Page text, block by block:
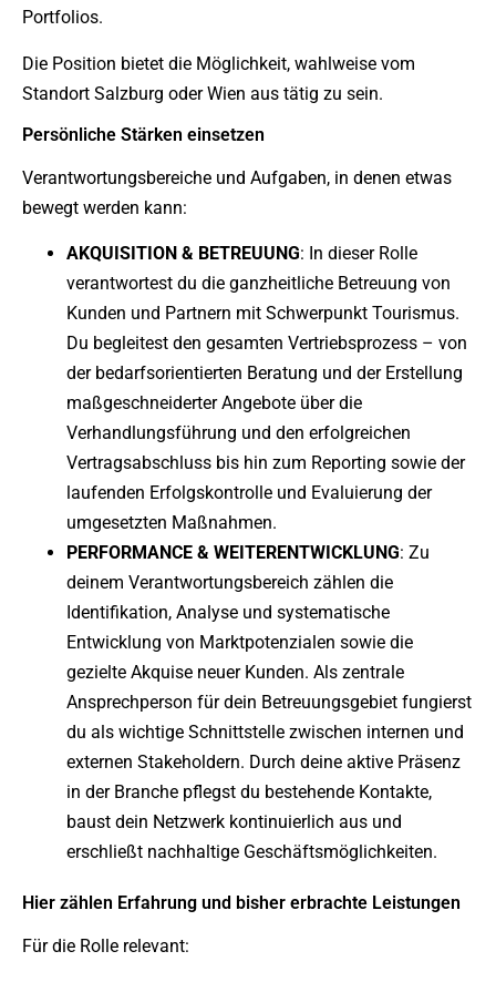
Portfolios.
Die Position bietet die Möglichkeit, wahlweise vom
Standort Salzburg oder Wien aus tätig zu sein.
Persönliche Stärken einsetzen
Verantwortungsbereiche und Aufgaben, in denen etwas
bewegt werden kann:
AKQUISITION & BETREUUNG: In dieser Rolle
verantwortest du die ganzheitliche Betreuung von
Kunden und Partnern mit Schwerpunkt Tourismus.
Du begleitest den gesamten Vertriebsprozess – von
der bedarfsorientierten Beratung und der Erstellung
maßgeschneiderter Angebote über die
Verhandlungsführung und den erfolgreichen
Vertragsabschluss bis hin zum Reporting sowie der
laufenden Erfolgskontrolle und Evaluierung der
umgesetzten Maßnahmen.
PERFORMANCE & WEITERENTWICKLUNG: Zu
deinem Verantwortungsbereich zählen die
Identifikation, Analyse und systematische
Entwicklung von Marktpotenzialen sowie die
gezielte Akquise neuer Kunden. Als zentrale
Ansprechperson für dein Betreuungsgebiet fungierst
du als wichtige Schnittstelle zwischen internen und
externen Stakeholdern. Durch deine aktive Präsenz
in der Branche pflegst du bestehende Kontakte,
baust dein Netzwerk kontinuierlich aus und
erschließt nachhaltige Geschäftsmöglichkeiten.
Hier zählen Erfahrung und bisher erbrachte Leistungen
Für die Rolle relevant: